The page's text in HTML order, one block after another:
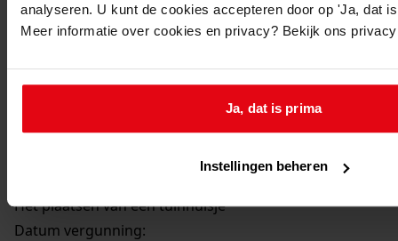
analyseren. U kunt de cookies accepteren door op 'Ja, dat
Meer informatie over cookies en privacy? Bekijk ons
Ja, dat is prima
Instellingen beheren
Inventaris
Het plaatsen van een tuinhuisje, 1999
Datering:
Het plaatsen van een tuinhuisje
Datum vergunning: